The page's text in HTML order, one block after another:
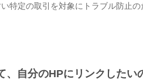
特定の取引を対象にトラブル防止の
、自分のHPにリンクしたい